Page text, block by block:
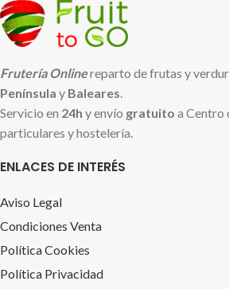
Frutería Onlinereparto de frutas y
Península y Baleares
Servicio en 24h y envío gratuito a Centro
particulares y hostelería.
ENLACES DE INTERÉS
Aviso Legal
Condiciones Venta
Política Cookies
Política Privacidad